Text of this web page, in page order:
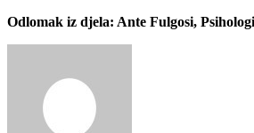
Odlomak iz djela: Ante Fulgosi,